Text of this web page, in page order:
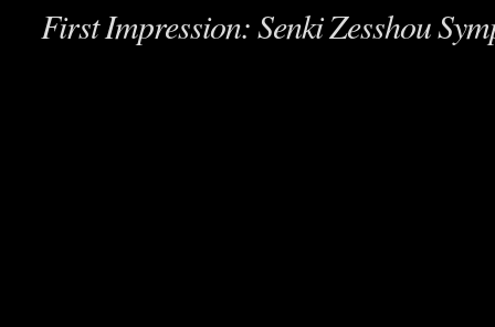
First Impression: Senki Zesshou